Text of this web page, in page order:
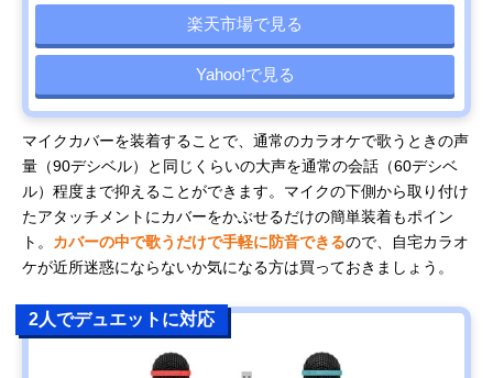
楽天市場で見る
Yahoo!で見る
マイクカバーを装着することで、通常のカラオケで歌うときの声
量（90デシベル）と同じくらいの大声を通常の会話（60デシベ
ル）程度まで抑えることができます。マイクの下側から取り付け
たアタッチメントにカバーをかぶせるだけの簡単装着もポイン
ト。 カバーの中で歌うだけで手軽に防音できるので、自宅カラオ
ケが近所迷惑にならないか気になる方は買っておきましょう。
2人でデュエットに対応